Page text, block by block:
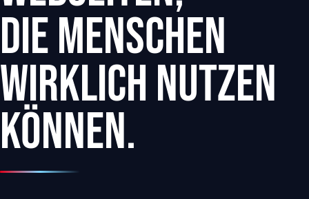
die Menschen
wirklich nutzen
können.